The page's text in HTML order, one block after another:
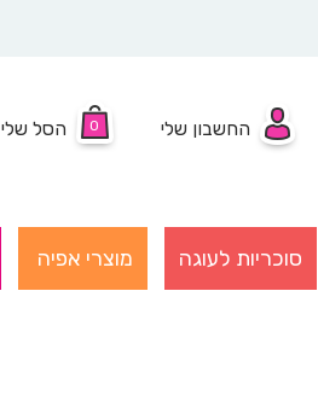
החשבון שלי 0 הסל שלי
סוכריות לעוגה מוצרי אפיה